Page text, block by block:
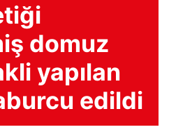
domuz
yapılan
edildi